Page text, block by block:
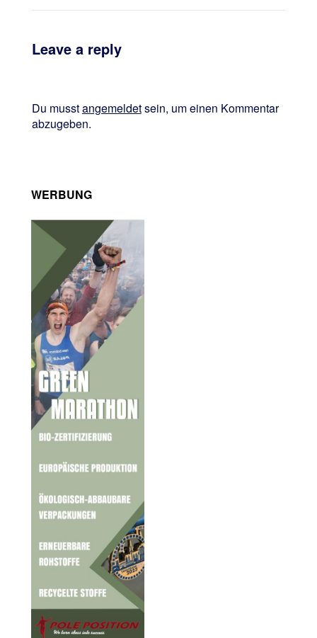
Leave a reply
Du musstangemeldetsein, um einen Kommentar
abzugeben.
WERBUNG